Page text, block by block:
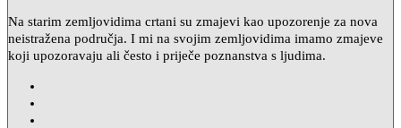
Na starim zemljovidima crtani su zmajevi kao upozorenje za nova
neistražena područja. I mi na svojim zemljovidima imamo zmajeve
koji upozoravaju ali često i priječe poznanstva s ljudima.